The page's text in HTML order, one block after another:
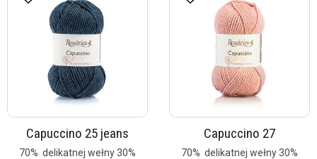
Capuccino 25 jeans
70% delikatnej wełny 30%
Capuccino 27
70% delikatnej wełny 30%